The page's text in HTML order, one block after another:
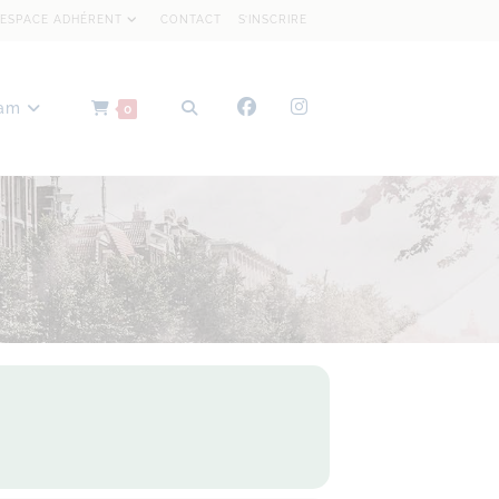
ESPACE ADHÉRENT CONTACT S’INSCRIRE
0